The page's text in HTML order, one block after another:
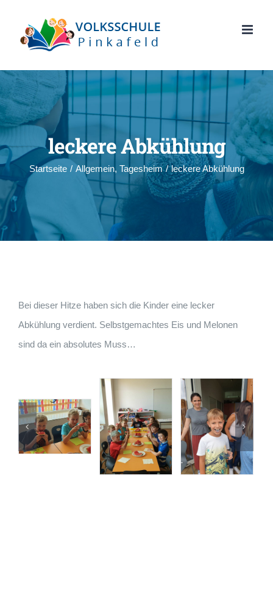
springen
leckere Abkühlung
Startseite / Allgemein, Tagesheim / leckere Abkühlung
Bei dieser Hitze haben sich die Kinder eine lecker
Abkühlung verdient. Selbstgemachtes Eis und Melonen
sind da ein absolutes Muss…